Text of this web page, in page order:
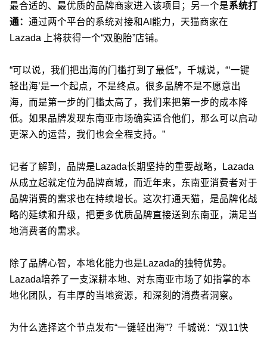
最合适的、最优质的品牌商家进入该项目；另一个是系统打
通： 通过两个平台的系统对接和AI能力，天猫商家在
Lazada 上将获得一个“双胞胎”店铺。
“可以说，我们把出海的门槛打到了最低”，千城说，“‘一键
轻出海’是一个起点，不是终点。很多品牌不是不愿意出
海，而是第一步的门槛太高了，我们来把第一步的成本降
低。如果品牌发现东南亚市场确实适合他们，那么可以启动
更深入的运营，我们也会全程支持。”
记者了解到，品牌是Lazada长期坚持的重要战略，Lazada
从成立起就定位为品牌商城，而近年来，东南亚消费者对于
品牌消费的需求也在持续增长。这次打通天猫，是品牌化战
略的延续和升级，把更多优质品牌直接送到东南亚，满足当
地消费者的需求。
除了品牌心智，本地化能力也是Lazada的独特优势。
Lazada培养了一支深耕本地、对东南亚市场了如指掌的本
地化团队，有丰厚的当地资源，和深刻的消费者洞察。
为什么选择这个节点发布“一键轻出海”？千城说：“双11快